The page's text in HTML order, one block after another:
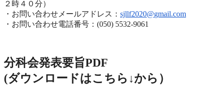
２時４０分）
・お問い合わせメールアドレス： sjllf2020@gmail.com
・お問い合わせ電話番号：(050) 5532-9061
分科会発表要旨PDF
(ダウンロードはこちら↓から ）